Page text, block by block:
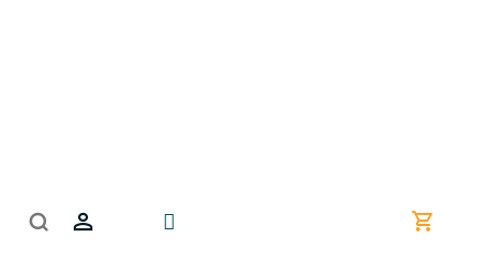
Nákupní